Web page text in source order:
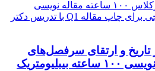
تاریخ و ارتقای سرفصل‌های